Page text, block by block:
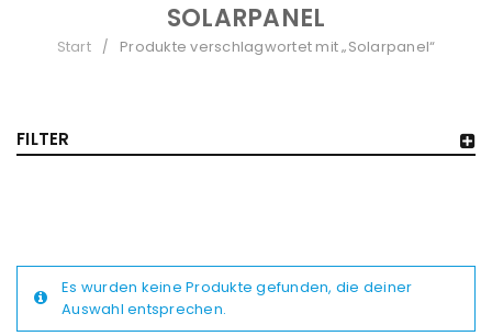
SOLARPANEL
Start / Produkte verschlagwortet mit „Solarpanel“
FILTER
Es wurden keine Produkte gefunden, die deiner
Auswahl entsprechen.